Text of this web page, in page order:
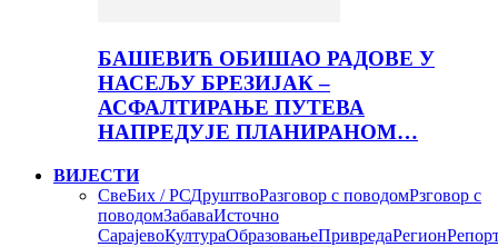
БАШЕВИЋ ОБИШАО РАДОВЕ У
НАСЕЉУ БРЕЗИЈАК –
АСФАЛТИРАЊЕ ПУТЕВА
НАПРЕДУЈЕ ПЛАНИРАНОМ…
ВИЈЕСТИ
СвеБих / РСДруштвоРазговор с поводомРзговор с
поводомЗабаваИсточно
СарајевоКултураОбразовањеПривредаРегион